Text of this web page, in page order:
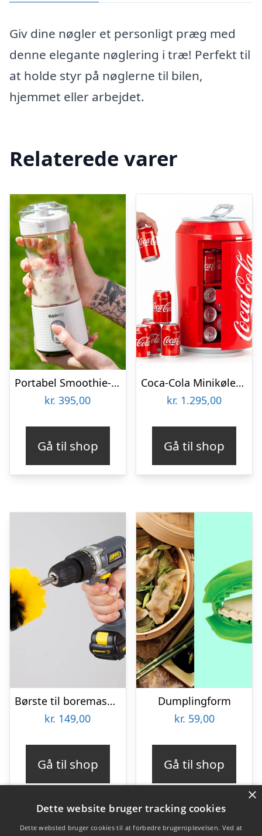
Giv dine nøgler et personligt præg med
denne elegante nøglering i træ! Perfekt til
at holde styr på nøglerne til bilen,
hjemmet eller arbejdet.
Relaterede varer
Portabel Smoothie-blender – KitchPro
kr. 395,00
Gå til shop
Coca-Cola Minikøleskab
kr. 1.295,00
Gå til shop
Børste til boremaskine 3-pak – Wibbri
kr. 149,00
Gå til shop
Dumplingform
kr. 59,00
Gå til shop
×
Dette website bruger tracking cookies
Dette websted bruger cookies til at forbedre brugeroplevelsen. Ved at